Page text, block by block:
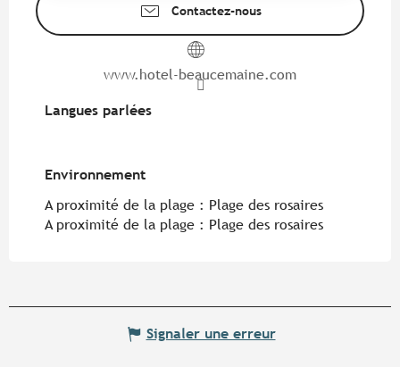
Contactez-nous
www.hotel-beaucemaine.com
Langues parlées
Langues parlées
Environnement
Environnement
A proximité de la plage : Plage des rosaires
A proximité de la plage : Plage des rosaires
Signaler une erreur